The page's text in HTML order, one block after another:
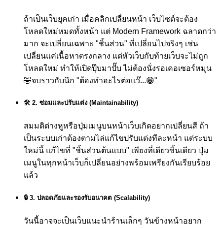
ถ้าเป็นเว็บยุคเก่า เมื่อคลิกเปลี่ยนหน้า เว็บไซต์จะต้อง
โหลดใหม่หมดทั้งหน้า แต่ Modern Framework ฉลาดกว่า
มาก จะเปลี่ยนเฉพาะ "ชิ้นส่วน" ที่เปลี่ยนไปจริงๆ เช่น
เปลี่ยนแค่เนื้อหาตรงกลาง แต่หัวเว็บกับท้ายเว็บจะไม่ถูก
โหลดใหม่ ทำให้เปิดปุ๊บมาปั๊บ ไม่ต้องนั่งรอเคอเซอร์หมุน
🤣จบราวกับนึก "ต้องทำอะไรต่อแว๊...😁"
🛠️ 2. ซ่อมและปรับแต่ง (Maintainability)
สมมติต่างหูหรือปุ่มเมนูบนหน้าเว็บเกิดอยากเปลี่ยนสี ถ้า
เป็นระบบเก่าต้องตามไล่แก้ไขปรับแต่งทีละหน้า แต่ระบบ
ใหม่นี้ แก้ไขที่ "ชิ้นส่วนต้นแบบ" เพียงที่เดียวชิ้นเดียว ปุ่ม
เมนูในทุกหน้าเว็บก็เปลี่ยนอย่างพร้อมเพรียงกันเรียบร้อย
แล้ว
🔒 3. ปลอดภัยและรองรับอนาคต (Scalability)
วันนี้อาจจะเป็นเว็บแนะนำร้านเล็กๆ วันข้างหน้าอยาก